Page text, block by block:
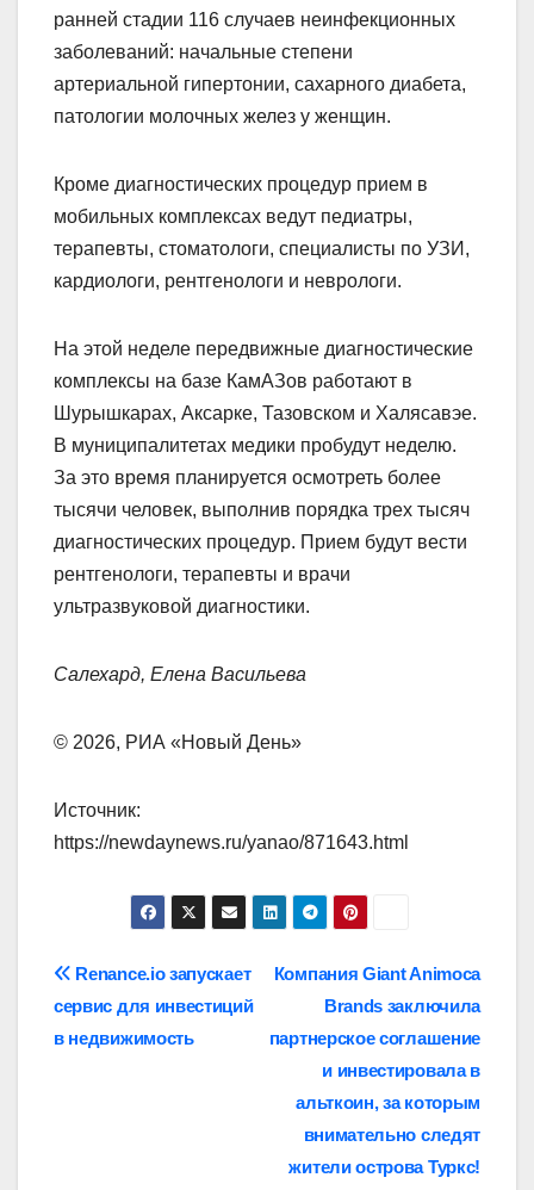
ранней стадии 116 случаев неинфекционных
заболеваний: начальные степени
артериальной гипертонии, сахарного диабета,
патологии молочных желез у женщин.
Кроме диагностических процедур прием в
мобильных комплексах ведут педиатры,
терапевты, стоматологи, специалисты по УЗИ,
кардиологи, рентгенологи и неврологи.
На этой неделе передвижные диагностические
комплексы на базе КамАЗов работают в
Шурышкарах, Аксарке, Тазовском и Халясавэе.
В муниципалитетах медики пробудут неделю.
За это время планируется осмотреть более
тысячи человек, выполнив порядка трех тысяч
диагностических процедур. Прием будут вести
рентгенологи, терапевты и врачи
ультразвуковой диагностики.
Салехард, Елена Васильева
© 2026, РИА «Новый День»
Источник:
https://newdaynews.ru/yanao/871643.html
Навигация
по
Компания Giant Animoca
Brands заключила
партнерское соглашение
и инвестировала в
альткоин, за которым
внимательно следят
жители острова Туркс!
Renance.io запускает
сервис для инвестиций
в недвижимость